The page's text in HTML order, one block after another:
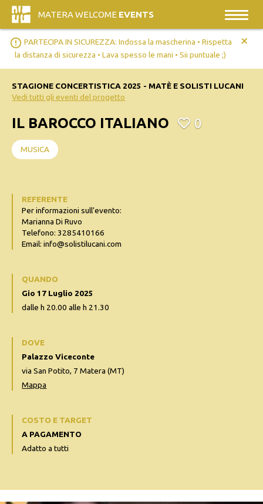
MATERA WELCOME EVENTS
error_outline PARTECIPA IN SICUREZZA: Indossa la mascherina • Rispetta
la distanza di sicurezza • Lava spesso le mani • Sii puntuale ;)
+
STAGIONE CONCERTISTICA 2025 - MATÈ E SOLISTI LUCANI
Vedi tutti gli eventi del progetto
IL BAROCCO ITALIANO 0
MUSICA
REFERENTE
Per informazioni sull'evento:
Marianna Di Ruvo
Telefono: 3285410166
Email: info@solistilucani.com
QUANDO
Gio 17 Luglio 2025
dalle h 20.00 alle h 21.30
DOVE
Palazzo Viceconte
via San Potito, 7 Matera (MT)
Mappa
COSTO E TARGET
A PAGAMENTO
Adatto a tutti